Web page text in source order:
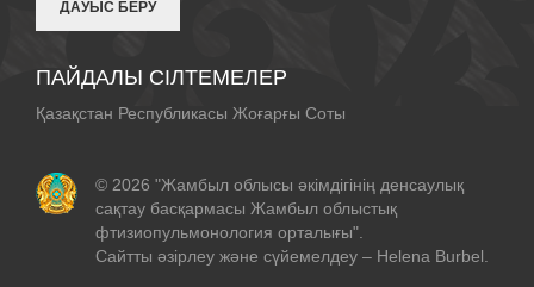
ПАЙДАЛЫ СІЛТЕМЕЛЕР
Қазақстан Республикасы Жоғарғы Соты
© 2026 "Жамбыл облысы әкімдігінің денсаулық
сақтау басқармасы Жамбыл облыстық
фтизиопульмонология орталығы".
Сайтты әзірлеу және сүйемелдеу – Helena Burbel